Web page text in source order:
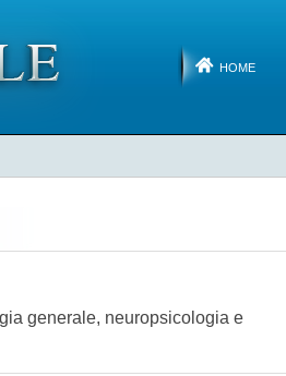
HOME
generale, neuropsicologia e